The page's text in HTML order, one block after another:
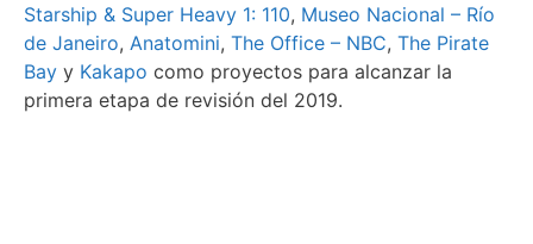
Starship & Super Heavy 1: 110, Museo Nacional – Río
de Janeiro, Anatomini, The Office – NBC, The Pirate
Bay y Kakapo como proyectos para alcanzar la
primera etapa de revisión del 2019.